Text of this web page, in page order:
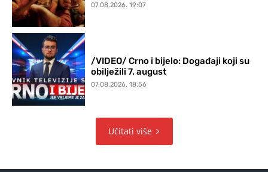
07.08.2026. 19:07
/VIDEO/ Crno i bijelo: Događaji koji su
obilježili 7. august
07.08.2026. 18:56
Učitati više